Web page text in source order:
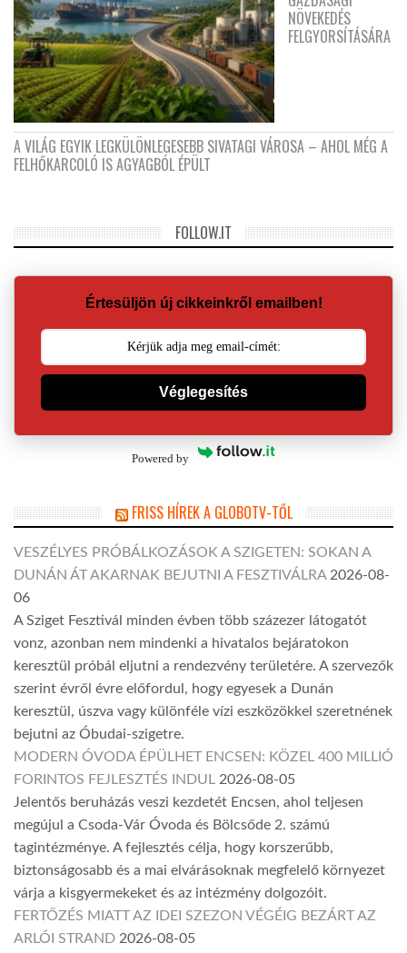
NÖVEKEDÉS
FELGYORSÍTÁSÁRA
A VILÁG EGYIK LEGKÜLÖNLEGESEBB SIVATAGI VÁROSA – AHOL MÉG A
FELHŐKARCOLÓ IS AGYAGBÓL ÉPÜLT
FOLLOW.IT
Értesüljön új cikkeinkről emailben!
Véglegesítés
Powered by
FRISS HÍREK A GLOBOTV-TŐL
VESZÉLYES PRÓBÁLKOZÁSOK A SZIGETEN: SOKAN A
DUNÁN ÁT AKARNAK BEJUTNI A FESZTIVÁLRA 2026-08-
06
A Sziget Fesztivál minden évben több százezer látogatót
vonz, azonban nem mindenki a hivatalos bejáratokon
keresztül próbál eljutni a rendezvény területére. A szervezők
szerint évről évre előfordul, hogy egyesek a Dunán
keresztül, úszva vagy különféle vízi eszközökkel szeretnének
bejutni az Óbudai-szigetre.
MODERN ÓVODA ÉPÜLHET ENCSEN: KÖZEL 400 MILLIÓ
FORINTOS FEJLESZTÉS INDUL 2026-08-05
Jelentős beruházás veszi kezdetét Encsen, ahol teljesen
megújul a Csoda-Vár Óvoda és Bölcsőde 2. számú
tagintézménye. A fejlesztés célja, hogy korszerűbb,
biztonságosabb és a mai elvárásoknak megfelelő környezet
várja a kisgyermekeket és az intézmény dolgozóit.
FERTŐZÉS MIATT AZ IDEI SZEZON VÉGÉIG BEZÁRT AZ
ARLÓI STRAND 2026-08-05